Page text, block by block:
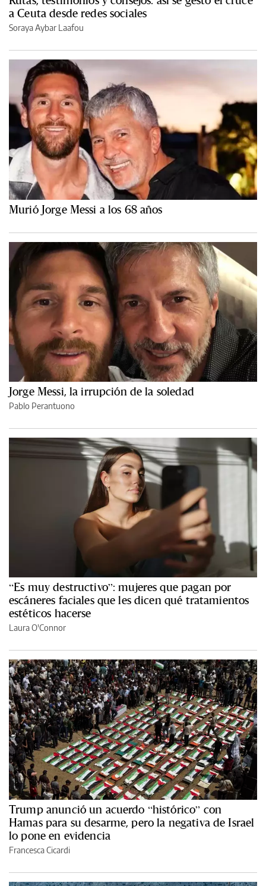
a Ceuta desde redes sociales
Soraya Aybar Laafou
Murió Jorge Messi a los 68 años
Jorge Messi, la irrupción de la soledad
Pablo Perantuono
“Es muy destructivo”: mujeres que pagan por
escáneres faciales que les dicen qué tratamientos
estéticos hacerse
Laura O'Connor
Trump anunció un acuerdo “histórico” con
Hamas para su desarme, pero la negativa de Israel
lo pone en evidencia
Francesca Cicardi